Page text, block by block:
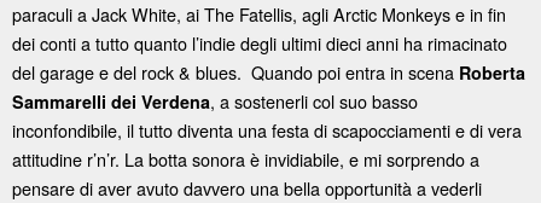
paraculi a Jack White, ai The Fatellis, agli Arctic Monkeys e in fin
dei conti a tutto quanto l’indie degli ultimi dieci anni ha rimacinato
del garage e del rock & blues. Quando poi entra in scena Roberta
Sammarelli dei Verdena, a sostenerli col suo basso
inconfondibile, il tutto diventa una festa di scapocciamenti e di vera
attitudine r’n’r. La botta sonora è invidiabile, e mi sorprendo a
pensare di aver avuto davvero una bella opportunità a vederli